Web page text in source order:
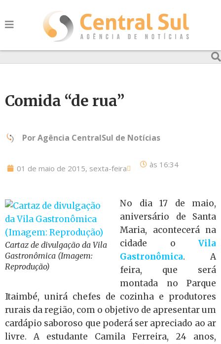
Comida “de rua”
PorAgência CentralSul de Notícias
01 de maio de 2015, sexta-feira às 16:34
Cartaz de divulgação da Vila
Gastronômica (Imagem:
Reprodução)
No dia 17 de maio,
aniversário de Santa
Maria, acontecerá na
cidade o Vila
Gastronômica. A
feira, que será
montada no Parque
Itaimbé, unirá chefes de cozinha e produtores
rurais da região, com o objetivo de apresentar um
cardápio saboroso que poderá ser apreciado ao ar
livre. A estudante Camila Ferreira, 24 anos,